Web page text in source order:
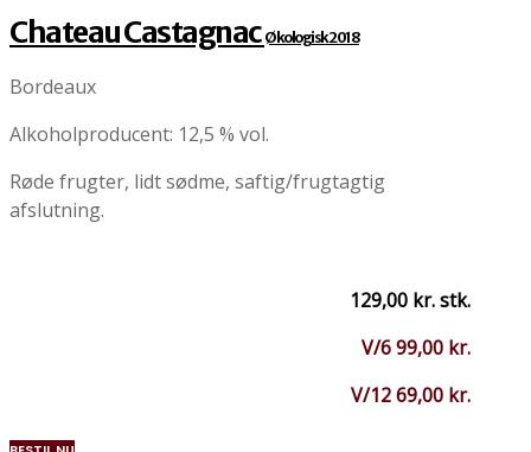
Chateau Castagnac Økologisk 2018
Bordeaux
Alkoholproducent: 12,5 % vol.
Røde frugter, lidt sødme, saftig/frugtagtig
afslutning.
129,00 kr. stk.
V/6 99,00 kr.
V/12 69,00 kr.